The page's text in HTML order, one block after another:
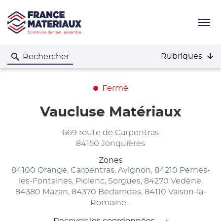
Menu
Rechercher Rubriques
Fermé
Vaucluse Matériaux
669 route de Carpentras
84150 Jonquières
Zones
84100 Orange, Carpentras, Avignon, 84210 Pernes-
les-Fontaines, Piolenc, Sorgues, 84270 Vedène,
84380 Mazan, 84370 Bédarrides, 84110 Vaison-la-
Romaine...